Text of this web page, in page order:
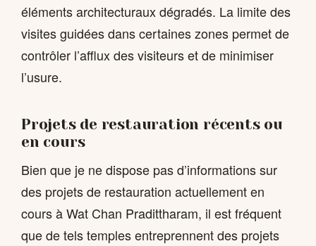
éléments architecturaux dégradés. La limite des
visites guidées dans certaines zones permet de
contrôler l’afflux des visiteurs et de minimiser
l’usure.
Projets de restauration récents ou
en cours
Bien que je ne dispose pas d’informations sur
des projets de restauration actuellement en
cours à Wat Chan Pradittharam, il est fréquent
que de tels temples entreprennent des projets